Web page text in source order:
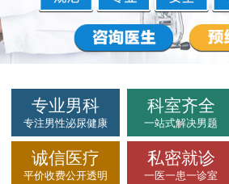
专业男科
专注男性泌尿健康
科室齐全
一站式解决男题
诚信医疗
平价收费公开透明
私密就诊
一医一患一诊室